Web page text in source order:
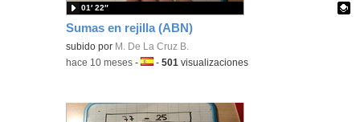
Sumas en rejilla (ABN)
Contenido educativo.
subido por M. De La Cruz B.
01′ 22″
-hace 10 meses -Idioma:
-501 visualizaciones